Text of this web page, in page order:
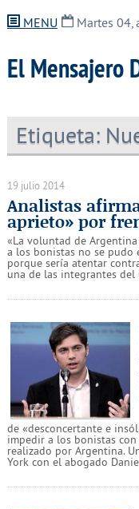
MENU Martes 04,
El Mensajero
Etiqueta:
19 julio 2014
Analistas
aprieto» por
«La voluntad de
a los bonistas no se pudo
porque sería atentar
una de las integrantes
de «desconcertante e
impedir a los bonistas
realizado por Argentina.
York con el abogado